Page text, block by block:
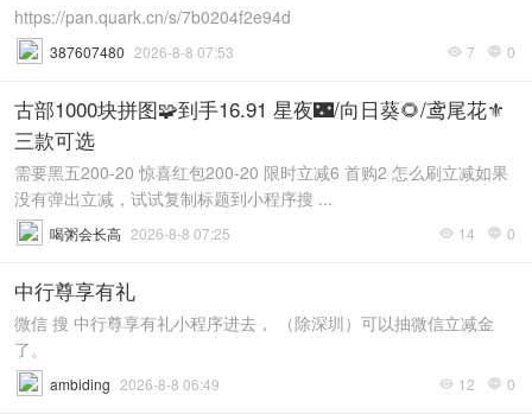
https://pan.quark.cn/s/7b0204f2e94d
 7  0
387607480 2026-8-8 07:53
古部1000块拼图🧩到手16.91 星夜🌃/向日葵🌻/鸢尾花⚜️
三款可选
需要黑五200-20 惊喜红包200-20 限时立减6 首购2 怎么刷立减如果
没有弹出立减，试试复制标题到小程序搜 ...
 14  0
喝粥会长高 2026-8-8 07:25
中行尊享有礼
微信 搜 中行尊享有礼小程序进去， （除深圳）可以抽微信立减金
了。
 12  0
ambiding 2026-8-8 06:49